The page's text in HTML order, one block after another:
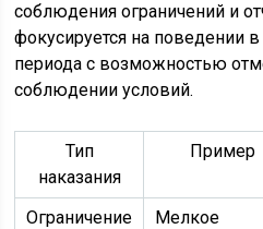
соблюдения ограничений и
фокусируется на поведении
периода с возможностью
соблюдении условий.
Тип
наказания
Пример
Ограничение
Мелкое